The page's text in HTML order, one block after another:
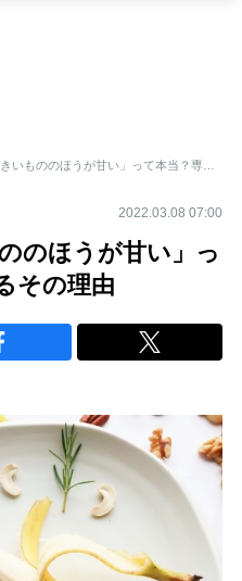
「バナナは大きいもののほうが甘い」って本当？専門家が語るその理由
2022.03.08 07:00
のほうが甘い」っ
その理由